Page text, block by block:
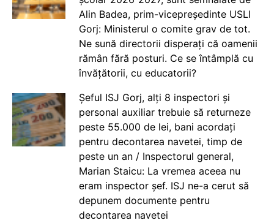
Alin Badea, prim-vicepreședinte USLI
Gorj: Ministerul o comite grav de tot.
Ne sună directorii disperați că oamenii
rămân fără posturi. Ce se întâmplă cu
învățătorii, cu educatorii?
Șeful ISJ Gorj, alți 8 inspectori și
personal auxiliar trebuie să returneze
peste 55.000 de lei, bani acordați
pentru decontarea navetei, timp de
peste un an / Inspectorul general,
Marian Staicu: La vremea aceea nu
eram inspector șef. ISJ ne-a cerut să
depunem documente pentru
decontarea navetei